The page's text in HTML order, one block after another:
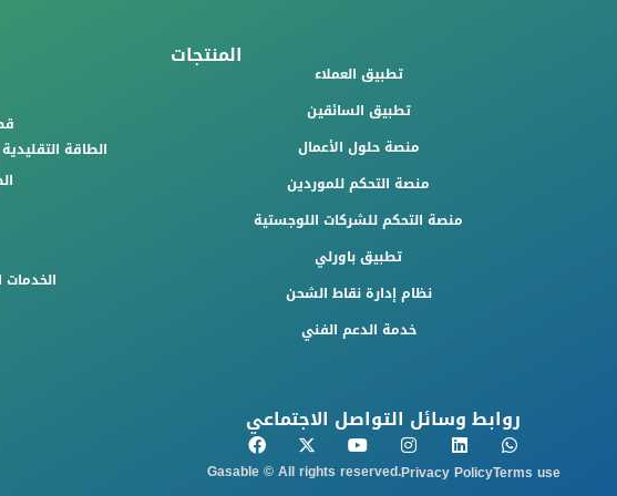
الطاقة التقليدية
المنتجات
تطبيق العملاء
تطبيق السائقين
منصة حلول الأعمال
منصة التحكم للموردين
منصة التحكم للشركات اللوجستية
تطبيق باورلي
نظام إدارة نقاط الشحن
خدمة الدعم الفني
روابط وسائل التواصل الاجتماعي
Gasable © All rights reserved.Privacy PolicyTerms use